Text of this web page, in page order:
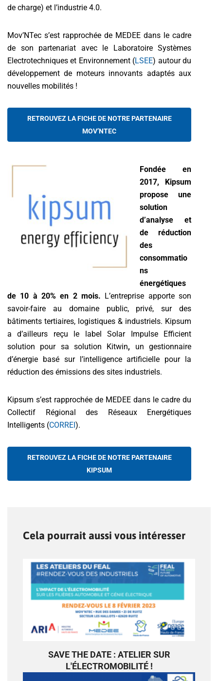
de charge) et l’industrie 4.0.
Mov’NTec s’est rapprochée de MEDEE dans le cadre
de son partenariat avec le Laboratoire Systèmes
Electrotechniques et Environnement (LSEE) autour du
développement de moteurs innovants adaptés aux
nouvelles mobilités !
RETROUVEZ LA FICHE DE NOTRE PARTENAIRE
MOV’NTEC
Fondée en
2017, Kipsum
propose une
solution
d’analyse et
de réduction
des
consommatio
ns
énergétiques
de 10 à 20% en 2 mois. L’entreprise apporte son
savoir-faire au domaine public, privé, sur des
bâtiments tertiaires, logistiques & industriels. Kipsum
a d’ailleurs reçu le label Solar Impulse Efficient
solution pour sa solution Kitwin, un gestionnaire
d’énergie basé sur l’intelligence artificielle pour la
réduction des émissions des sites industriels.
Kipsum s’est rapprochée de MEDEE dans le cadre du
Collectif Régional des Réseaux Energétiques
Intelligents (CORREI ).
RETROUVEZ LA FICHE DE NOTRE PARTENAIRE
KIPSUM
Cela pourrait aussi vous intéresser
SAVE THE DATE : ATELIER SUR
L'ÉLECTROMOBILITÉ !